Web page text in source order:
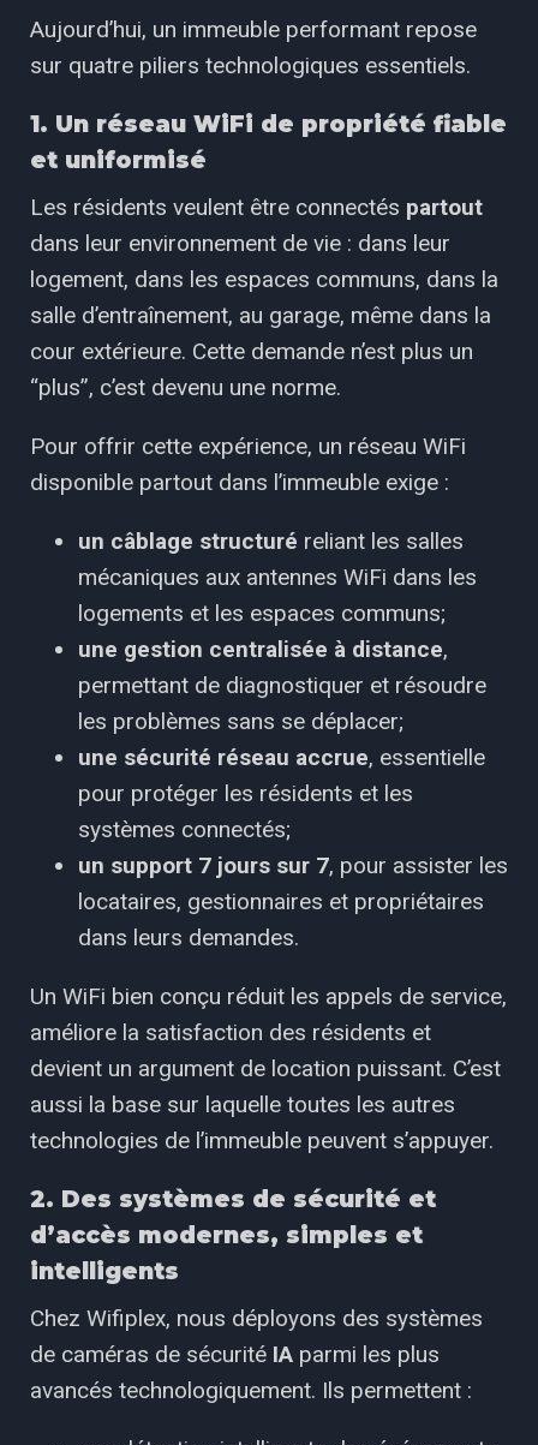
Aujourd’hui, un immeuble performant repose
sur quatre piliers technologiques essentiels.
1. Un réseau WiFi de propriété fiable
et uniformisé
Les résidents veulent être connectés partout
dans leur environnement de vie : dans leur
logement, dans les espaces communs, dans la
salle d’entraînement, au garage, même dans la
cour extérieure. Cette demande n’est plus un
“plus”, c’est devenu une norme.
Pour offrir cette expérience, un réseau WiFi
disponible partout dans l’immeuble exige :
un câblage structuré reliant les salles
mécaniques aux antennes WiFi dans les
logements et les espaces communs;
une gestion centralisée à distance,
permettant de diagnostiquer et résoudre
les problèmes sans se déplacer;
une sécurité réseau accrue, essentielle
pour protéger les résidents et les
systèmes connectés;
un support 7 jours sur 7, pour assister les
locataires, gestionnaires et propriétaires
dans leurs demandes.
Un WiFi bien conçu réduit les appels de service,
améliore la satisfaction des résidents et
devient un argument de location puissant. C’est
aussi la base sur laquelle toutes les autres
technologies de l’immeuble peuvent s’appuyer.
2. Des systèmes de sécurité et
d’accès modernes, simples et
intelligents
Chez Wifiplex, nous déployons des systèmes
de caméras de sécurité IA parmi les plus
avancés technologiquement. Ils permettent :